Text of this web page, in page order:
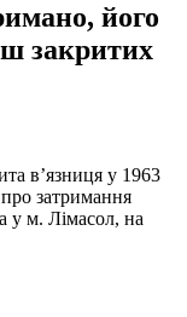
його
закритих
в’язниця у 1963
затримання
у м. Лімасол, на